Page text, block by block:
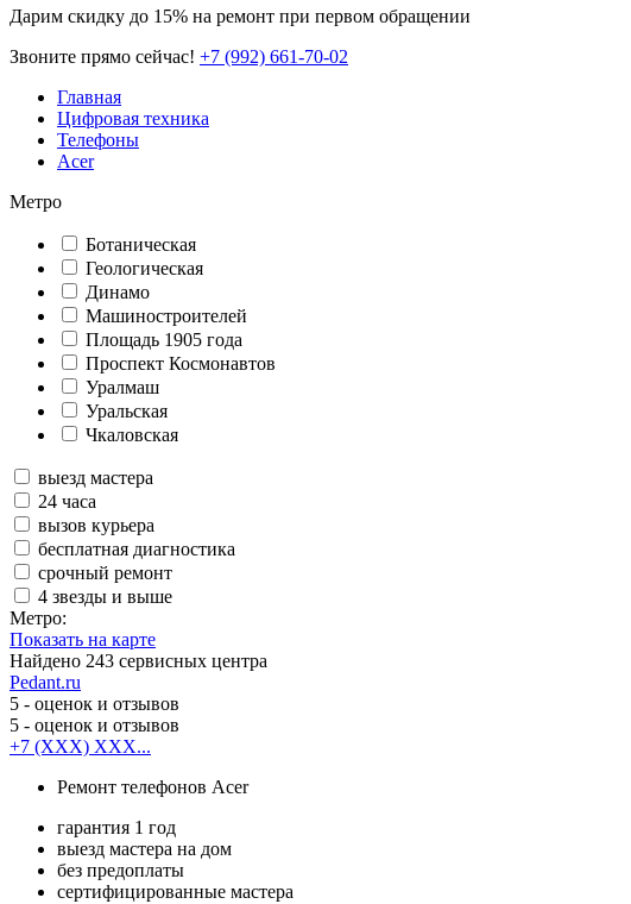
Дарим скидку до 15% на ремонт при первом обращении
Звоните прямо сейчас! +7 (992) 661-70-02
Главная
Цифровая техника
Телефоны
Acer
Метро
Ботаническая
Геологическая
Динамо
Машиностроителей
Площадь 1905 года
Проспект Космонавтов
Уралмаш
Уральская
Чкаловская
выезд мастера
24 часа
вызов курьера
бесплатная диагностика
срочный ремонт
4 звезды и выше
Метро:
Показать на карте
Найдено 243 сервисных центра
Pedant.ru
5 - оценок и отзывов
5 - оценок и отзывов
+7 (XXX) XXX...
Ремонт телефонов Acer
гарантия 1 год
выезд мастера на дом
без предоплаты
сертифицированные мастера